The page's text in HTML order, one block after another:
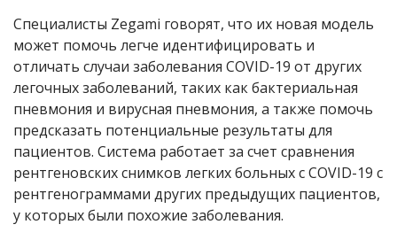
Специалисты Zegami говорят, что их новая модель
может помочь легче идентифицировать и
отличать случаи заболевания COVID-19 от других
легочных заболеваний, таких как бактериальная
пневмония и вирусная пневмония, а также помочь
предсказать потенциальные результаты для
пациентов. Система работает за счет сравнения
рентгеновских снимков легких больных с COVID-19 с
рентгенограммами других предыдущих пациентов,
у которых были похожие заболевания.